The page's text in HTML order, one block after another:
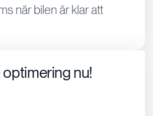
när bilen är klar att
nu!